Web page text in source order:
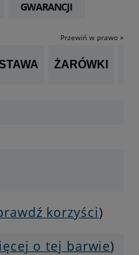
GWARANCJI
Przewiń w prawo »
ŻARÓWKI
korzyści)
o tej barwie)